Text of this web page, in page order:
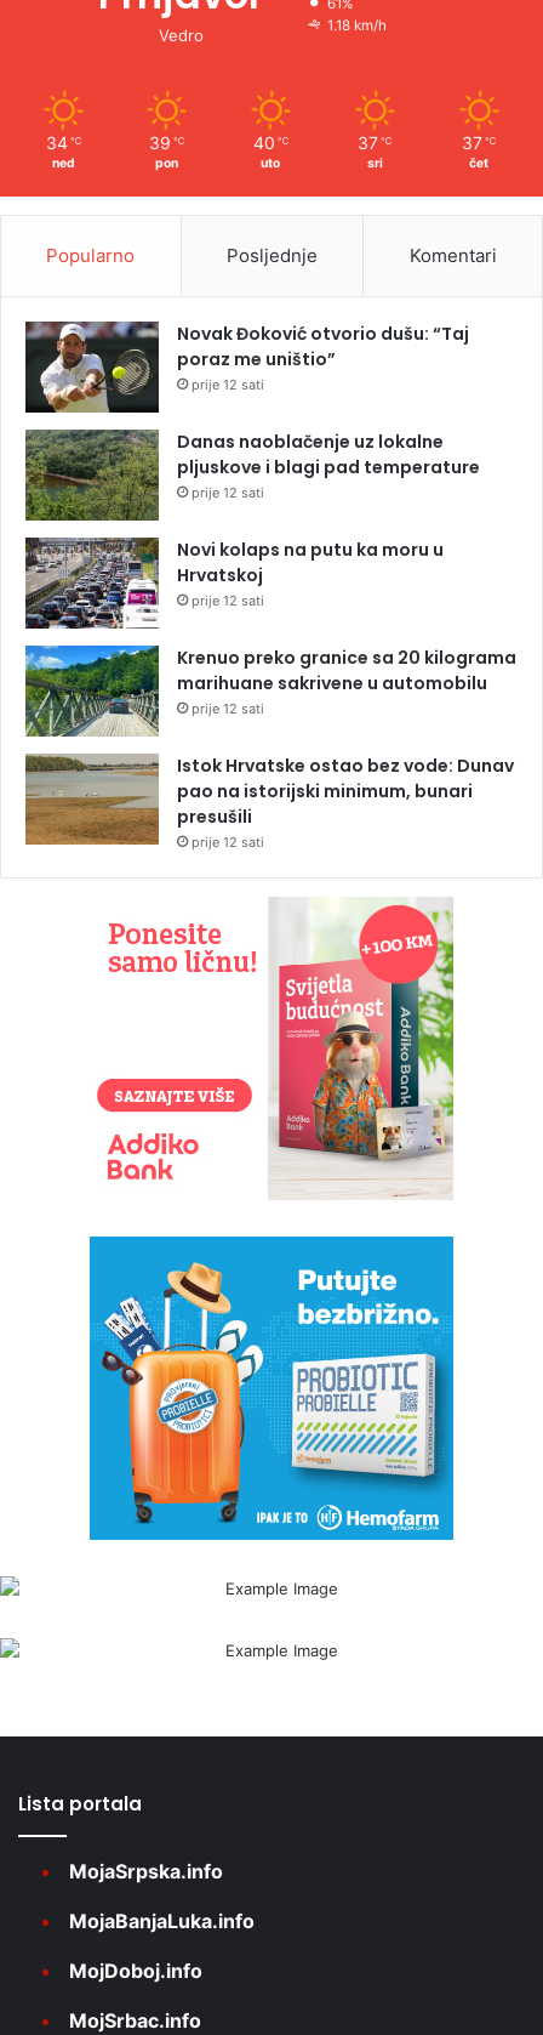
Vedro
61%
1.18 km/h
34 ℃
ned
39 ℃
pon
40 ℃
uto
37 ℃
sri
37 ℃
čet
Popularno Posljednje Komentari
Novak Đoković otvorio dušu: “Taj
poraz me uništio”
prije 12 sati
Danas naoblačenje uz lokalne
pljuskove i blagi pad temperature
prije 12 sati
Novi kolaps na putu ka moru u
Hrvatskoj
prije 12 sati
Krenuo preko granice sa 20 kilograma
marihuane sakrivene u automobilu
prije 12 sati
Istok Hrvatske ostao bez vode: Dunav
pao na istorijski minimum, bunari
presušili
prije 12 sati
Lista portala
MojaSrpska.info
MojaBanjaLuka.info
MojDoboj.info
MojSrbac.info